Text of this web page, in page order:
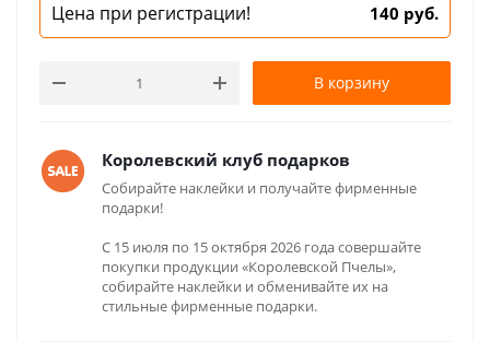
Цена при регистрации! 140 руб.
В корзину
Королевский клуб подарков
Собирайте наклейки и получайте фирменные
подарки!
С 15 июля по 15 октября 2026 года совершайте
покупки продукции «Королевской Пчелы»,
собирайте наклейки и обменивайте их на
стильные фирменные подарки.